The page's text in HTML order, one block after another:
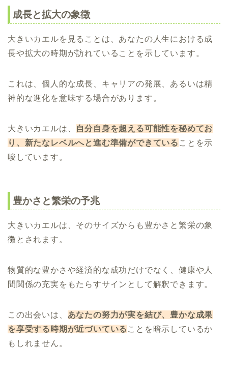
成長と拡大の象徴
大きいカエルを見ることは、あなたの人生における成
長や拡大の時期が訪れていることを示しています。
これは、個人的な成長、キャリアの発展、あるいは精
神的な進化を意味する場合があります。
大きいカエルは、 自分自身を超える可能性を秘めてお
り、新たなレベルへと進む準備ができている ことを示
唆しています。
豊かさと繁栄の予兆
大きいカエルは、そのサイズからも豊かさと繁栄の象
徴とされます。
物質的な豊かさや経済的な成功だけでなく、健康や人
間関係の充実をもたらすサインとして解釈できます。
この出会いは、 あなたの努力が実を結び、豊かな成果
を享受する時期が近づいている ことを暗示しているか
もしれません。